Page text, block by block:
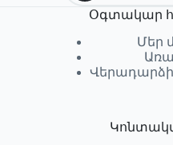
Օգտակար
Մեր